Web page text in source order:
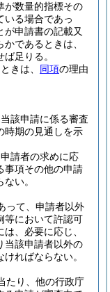
が数量的指標その
いる場合であっ
申請書の記載又
であるときは、
足りる。
きは、 同項の理由
該申請に係る審査
時期の見通しを示
請者の求めに応
事項その他の申請
い。
って、申請者以外
等において許認可
、必要に応じ、
当該申請者以外の
ればならない。
たり、他の行政庁